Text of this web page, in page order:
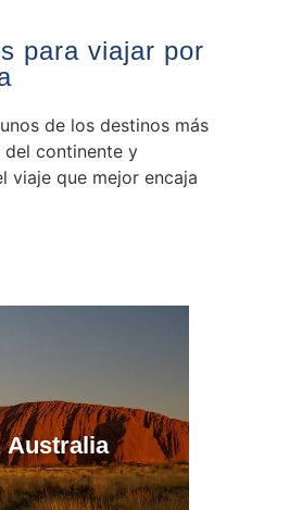
para viajar por
de los destinos más
del continente y
viaje que mejor encaja
Australia